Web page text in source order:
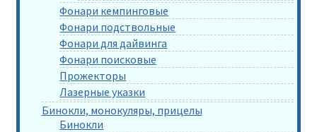
Фонари кемпинговые
Фонари подствольные
Фонари для дайвинга
Фонари поисковые
Прожекторы
Лазерные указки
Бинокли, монокуляры, прицелы
Бинокли